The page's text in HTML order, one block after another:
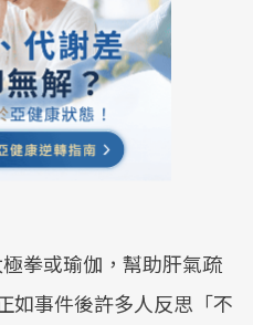
拳或瑜伽，幫助肝氣疏
如事件後許多人反思「不